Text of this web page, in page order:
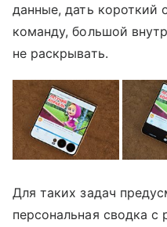
данные, дать короткий
команду, большой
не раскрывать.
Для таких задач
персональная сводка